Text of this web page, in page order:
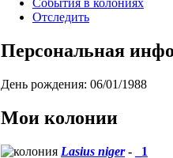
Отследить
Персональная
День рождения: 06/01/1988
Мои колонии
Lasius niger- _1